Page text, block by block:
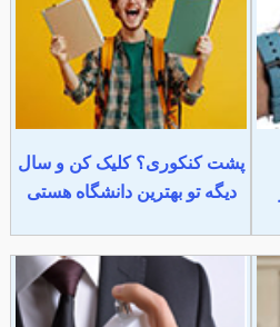
پشت کنکوری؟ کلیک کن و سال
دیگه تو بهترین دانشگاه هستی